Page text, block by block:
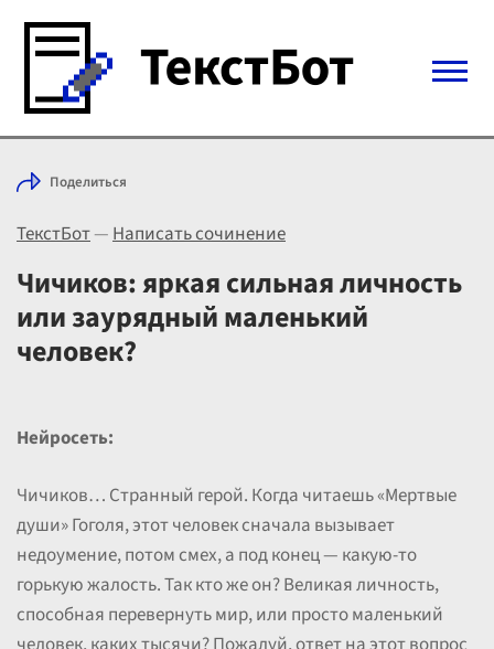
Войти с Telegram
Выбрать режим
Цены
Поделиться
ТекстБот—Написать сочинение
Чичиков: яркая сильная личность
или заурядный маленький
человек?
Нейросеть:
Чичиков… Странный герой. Когда читаешь «Мертвые
души» Гоголя, этот человек сначала вызывает
недоумение, потом смех, а под конец — какую-то
горькую жалость. Так кто же он? Великая личность,
способная перевернуть мир, или просто маленький